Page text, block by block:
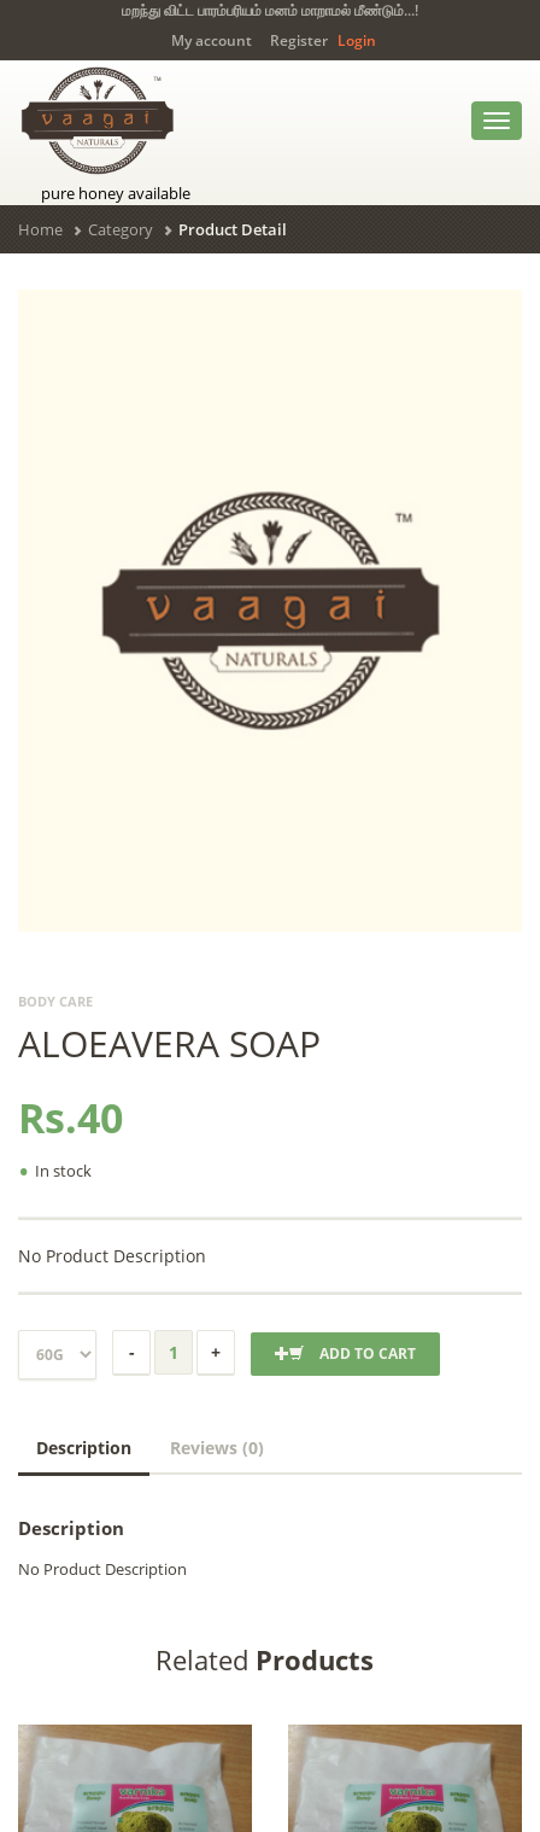
மறந்து விட்ட பாரம்பரியம் மனம் மாறாமல் மீண்டும்...!
My account
Register Login
pure honey available
Home
Category Product Detail
BODY CARE
ALOEAVERA SOAP
Rs.40
• In stock
No Product Description
ADD TO CART
Description Reviews (0)
Description
No Product Description
Related Products